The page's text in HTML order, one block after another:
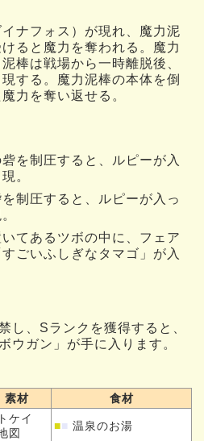
ナフォス）が現れ、魔力泥
ると魔力を奪われる。魔力
棒は戦場から一時離脱後、
する。魔力泥棒の本体を倒
力を奪い返せる。
を制圧すると、ルピーが入
。
制圧すると、ルピーが入っ
てあるツボの中に、フェア
ごいふしぎなタマゴ」が入
し、Sランクを獲得すると、
ウガン」が手に入ります。
素材 食材
トケイ
図
■■ 温泉のお湯